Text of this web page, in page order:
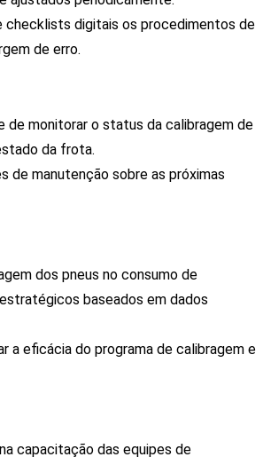
checklists digitais os procedimentos de
de erro.
de monitorar o status da calibragem de
da frota.
de manutenção sobre as próximas
dos pneus no consumo de
baseados em dados
a eficácia do programa de calibragem e
capacitação das equipes de